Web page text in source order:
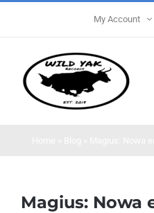
My Account
Magius: Nowa